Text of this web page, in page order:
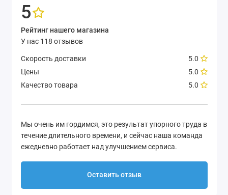
5
Рейтинг нашего магазина
У нас 118 отзывов
Скорость доставки
5.0
Цены
5.0
Качество товара
5.0
Мы очень им гордимся, это результат упорного труда в
течение длительного времени, и сейчас наша команда
ежедневно работает над улучшением сервиса.
Оставить отзыв